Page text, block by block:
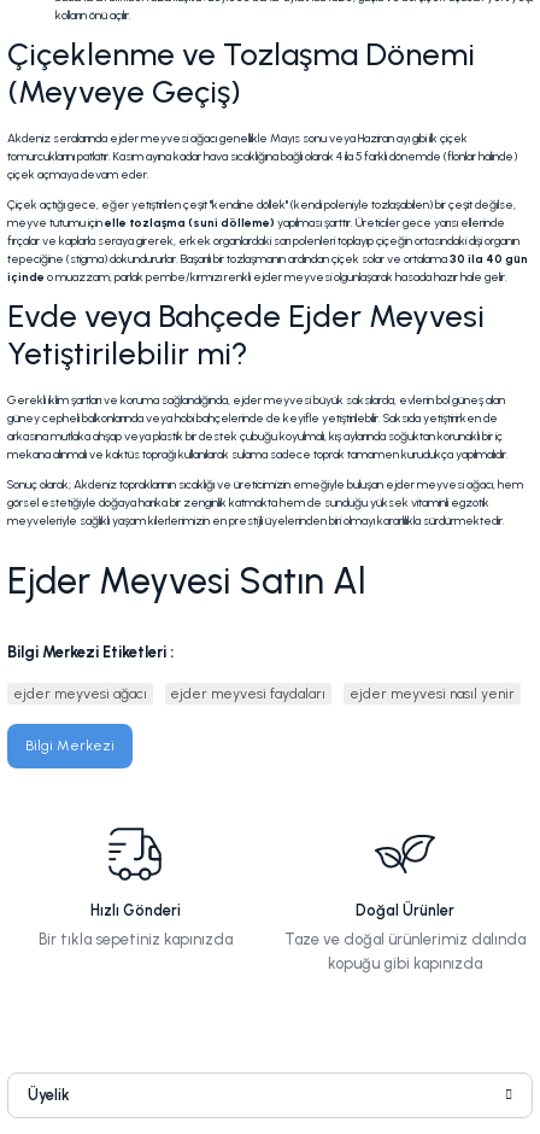
kolların önü açılır.
Çiçeklenme ve Tozlaşma Dönemi
(Meyveye Geçiş)
Akdeniz seralarında ejder meyvesi ağacı genellikle Mayıs sonu veya Haziran ayı gibi ilk çiçek
tomurcuklarını patlatır. Kasım ayına kadar hava sıcaklığına bağlı olarak 4 ila 5 farklı dönemde (flonlar halinde)
çiçek açmaya devam eder.
Çiçek açtığı gece, eğer yetiştirilen çeşit "kendine döllek" (kendi poleniyle tozlaşabilen) bir çeşit değilse,
meyve tutumu içinelle tozlaşma (suni dölleme) yapılması şarttır. Üreticiler gece yarısı ellerinde
fırçalar ve kaplarla seraya girerek, erkek organlardaki sarı polenleri toplayıp çiçeğin ortasındaki dişi organın
tepeciğine (stigma) dokundururlar. Başarılı bir tozlaşmanın ardından çiçek solar ve ortalama30 ila 40 gün
içinde o muazzam, parlak pembe/kırmızı renkli ejder meyvesi olgunlaşarak hasada hazır hale gelir.
Evde veya Bahçede Ejder Meyvesi
Yetiştirilebilir mi?
Gerekli iklim şartları ve koruma sağlandığında, ejder meyvesi büyük saksılarda, evlerin bol güneş alan
güney cepheli balkonlarında veya hobi bahçelerinde de keyifle yetiştirilebilir. Saksıda yetiştirirken de
arkasına mutlaka ahşap veya plastik bir destek çubuğu koyulmalı, kış aylarında soğuktan korunaklı bir iç
mekana alınmalı ve kaktüs toprağı kullanılarak sulama sadece toprak tamamen kurudukça yapılmalıdır.
Sonuç olarak; Akdeniz topraklarının sıcaklığı ve üreticimizin emeğiyle buluşan ejder meyvesi ağacı, hem
görsel estetiğiyle doğaya harika bir zenginlik katmakta hem de sunduğu yüksek vitaminli egzotik
meyveleriyle sağlıklı yaşam kilerlerimizin en prestijli üyelerinden biri olmayı kararlılıkla sürdürmektedir.
Ejder Meyvesi Satın Al
Bilgi Merkezi Etiketleri :
ejder meyvesi ağacı ejder meyvesi faydaları ejder meyvesi nasıl yenir
Bilgi Merkezi
Hızlı Gönderi
Bir tıkla sepetiniz kapınızda
Doğal Ürünler
Taze ve doğal ürünlerimiz dalında
kopuğu gibi kapınızda
Üyelik